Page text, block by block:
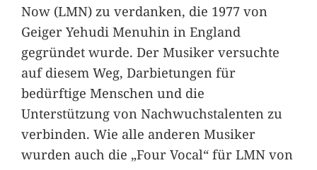
Now (LMN) zu verdanken, die 1977 von
Geiger Yehudi Menuhin in England
gegründet wurde. Der Musiker versuchte
auf diesem Weg, Darbietungen für
bedürftige Menschen und die
Unterstützung von Nachwuchstalenten zu
verbinden. Wie alle anderen Musiker
wurden auch die „Four Vocal“ für LMN von